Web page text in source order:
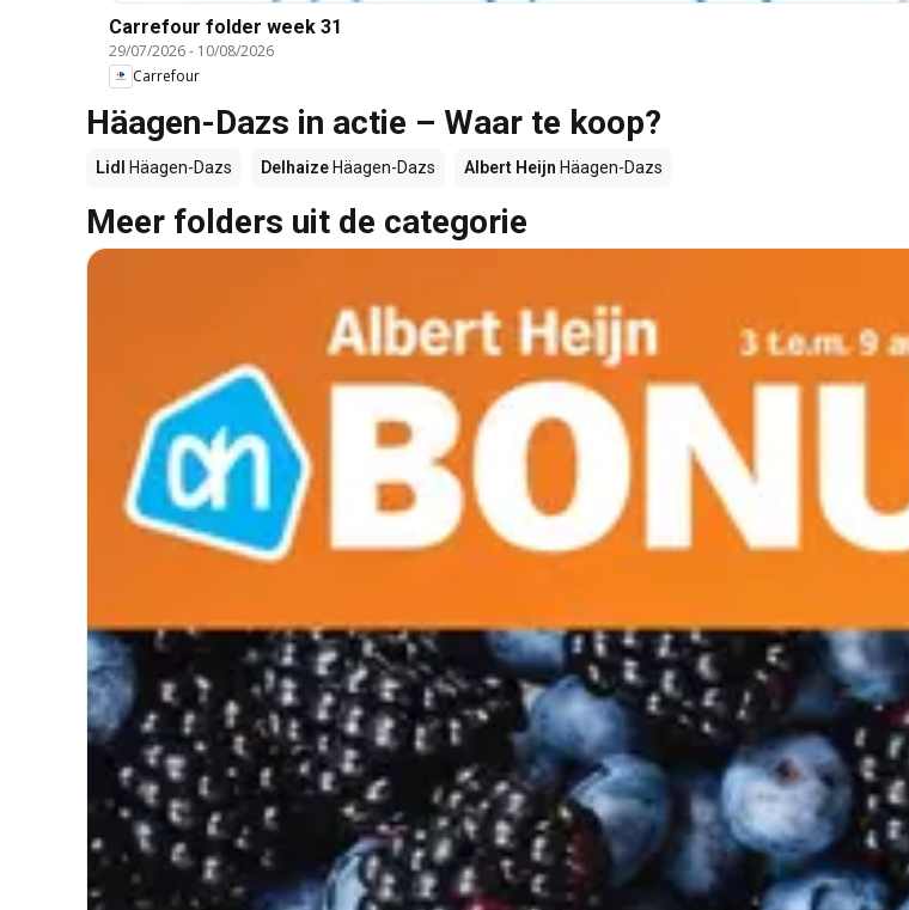
Carrefour folder week 31
29/07/2026- 10/08/2026
Carrefour
Häagen-Dazs in actie – Waar te koop?
Lidl Häagen-Dazs Delhaize Häagen-Dazs Albert Heijn Häagen-Dazs
Meer folders uit de categorie